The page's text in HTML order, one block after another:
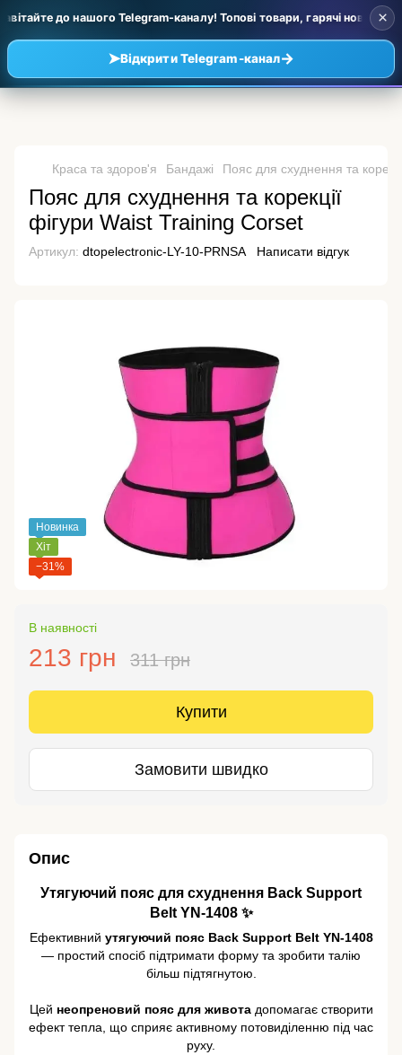
до нашого Telegram-каналу! Топові товари, гарячі новинки
➤Відкрити Telegram-канал→
×
Краса та здоров'я Бандажі Пояс для схуднення та
Пояс для схуднення та корекції
фігури Waist Training Corset
Артикул: dtopelectronic-LY-10-PRNSA Написати відгук
Новинка
Хіт
−31%
В наявності
213 грн 311 грн
Купити
Замовити швидко
Опис
Утягуючий пояс для схуднення Back Support
Belt YN-1408 ✨
Ефективний утягуючий пояс Back Support Belt YN-1408
— простий спосіб підтримати форму та зробити талію
більш підтягнутою.
Цей неопреновий пояс для животадопомагає створити
ефект тепла, що сприяє активному потовиділенню під час
руху.